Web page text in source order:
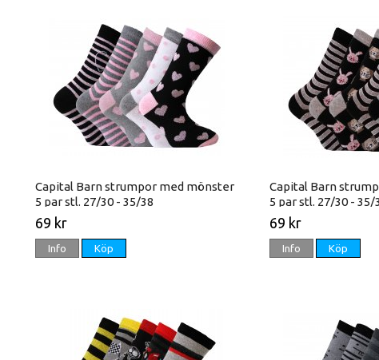
Capital Barn strumpor med mönster
5 par stl. 27/30 - 35/38
69 kr
Info Köp
Capital Barn
5 par stl. 27/30 - 35/
69 kr
Info Köp